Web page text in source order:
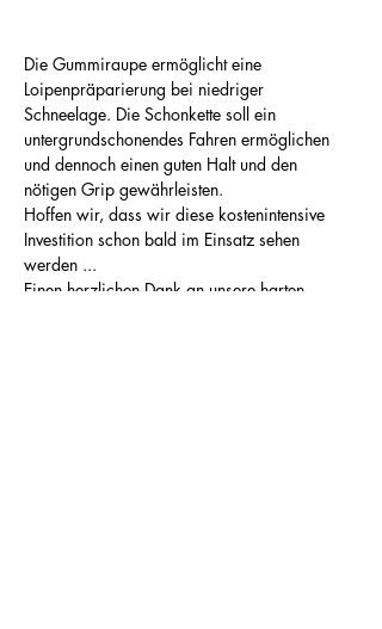
Die Gummiraupe ermöglicht eine
Loipenpräparierung bei niedriger
Schneelage. Die Schonkette soll ein
untergrundschonendes Fahren ermöglichen
und dennoch einen guten Halt und den
nötigen Grip gewährleisten.
Hoffen wir, dass wir diese kostenintensive
Investition schon bald im Einsatz sehen
werden ...
Einen herzlichen Dank an unsere harten